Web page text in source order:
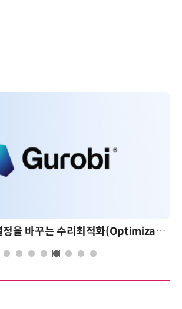
AI 시대의 의사결정을 바꾸는 수리최적화(Optimization): 실제 산업 적용 사례와 활용 전략